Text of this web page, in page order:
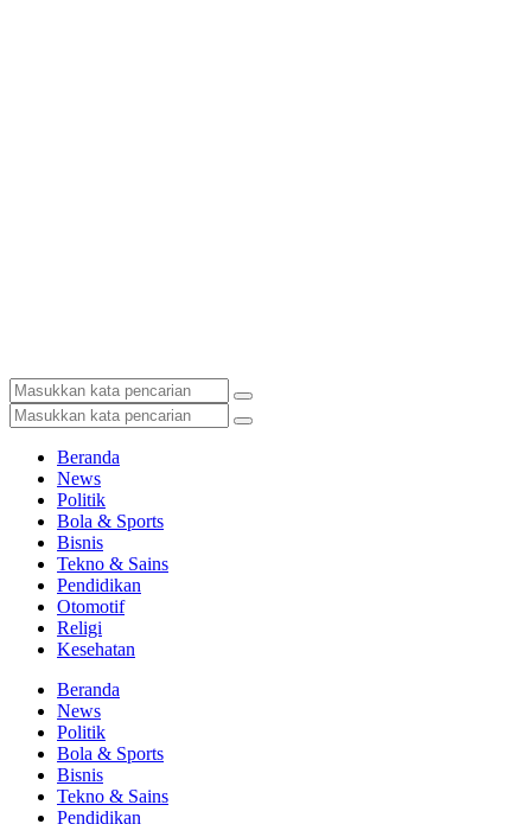
Beranda
News
Politik
Bola & Sports
Bisnis
Tekno & Sains
Pendidikan
Otomotif
Religi
Kesehatan
Beranda
News
Politik
Bola & Sports
Bisnis
Tekno & Sains
Pendidikan